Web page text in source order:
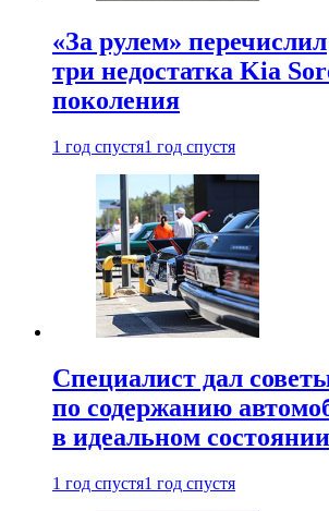
«За рулем» перечислил
три недостатка Kia
поколения
1 год спустя1 год спустя
Специалист дал
по содержанию
в идеальном состоянии
1 год спустя1 год спустя